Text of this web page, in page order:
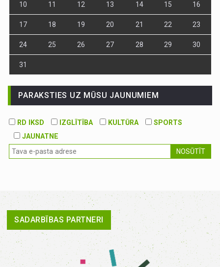
10 11 12 13 14 15 16
17 18 19 20 21 22 23
24 25 26 27 28 29 30
31
PARAKSTIES UZ MŪSU JAUNUMIEM
RD IKSD IZGLĪTĪBA KULTŪRA
SPORTS
JAUNATNE
NOSŪTĪT
SADARBĪBAS PARTNERI